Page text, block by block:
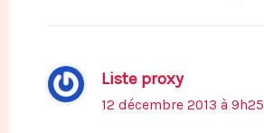
Liste proxy
12 décembre 2013 à 9h25